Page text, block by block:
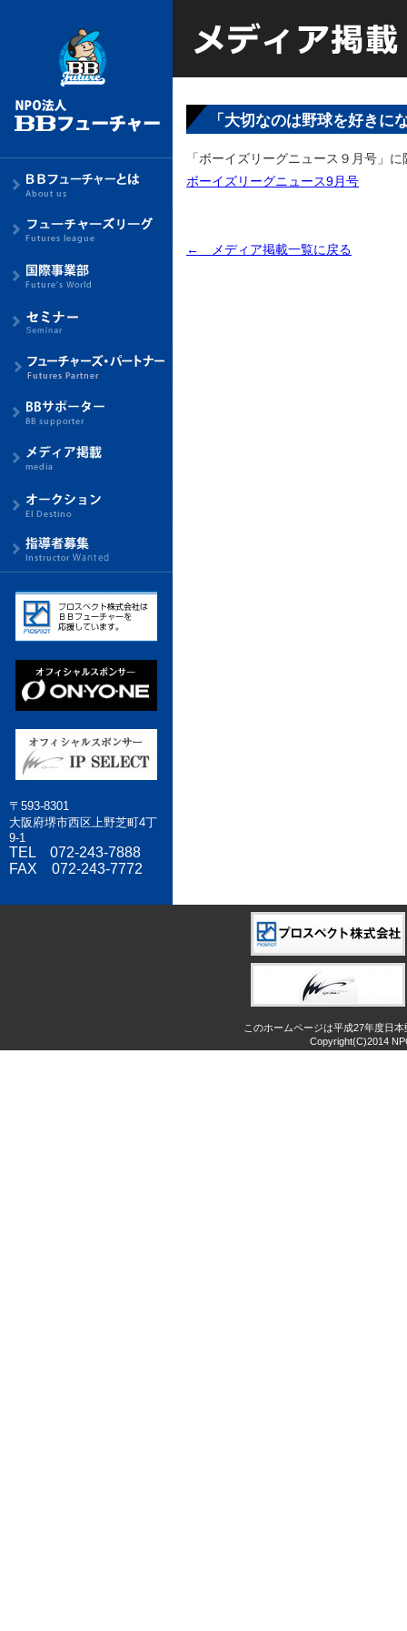
「大切なのは野球を好きに
「ボーイズリーグニュース９月号」
ボーイズリーグニュース9月号
← メディア掲載一覧に戻る
〒593-8301
大阪府堺市西区上野芝町4丁
9-1
TEL 072-243-7888
FAX 072-243-7772
このホームページは平成27年度日
Copyright(C)2014